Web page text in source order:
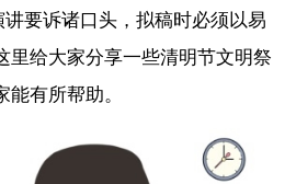
讲要诉诸口头，拟稿时必须以易
里给大家分享一些清明节文明祭
有所帮助。